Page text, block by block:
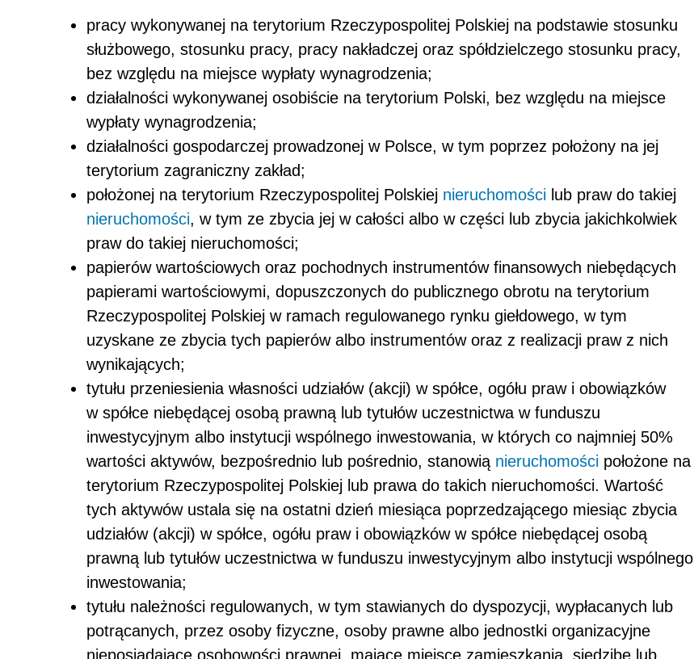
pracy wykonywanej na terytorium Rzeczypospolitej Polskiej na podstawie stosunku
służbowego, stosunku pracy, pracy nakładczej oraz spółdzielczego stosunku pracy,
bez względu na miejsce wypłaty wynagrodzenia;
działalności wykonywanej osobiście na terytorium Polski, bez względu na miejsce
wypłaty wynagrodzenia;
działalności gospodarczej prowadzonej w Polsce, w tym poprzez położony na jej
terytorium zagraniczny zakład;
położonej na terytorium Rzeczypospolitej Polskiej nieruchomości lub praw do takiej
nieruchomości, w tym ze zbycia jej w całości albo w części lub zbycia jakichkolwiek
praw do takiej nieruchomości;
papierów wartościowych oraz pochodnych instrumentów finansowych niebędących
papierami wartościowymi, dopuszczonych do publicznego obrotu na terytorium
Rzeczypospolitej Polskiej w ramach regulowanego rynku giełdowego, w tym
uzyskane ze zbycia tych papierów albo instrumentów oraz z realizacji praw z nich
wynikających;
tytułu przeniesienia własności udziałów (akcji) w spółce, ogółu praw i obowiązków
w spółce niebędącej osobą prawną lub tytułów uczestnictwa w funduszu
inwestycyjnym albo instytucji wspólnego inwestowania, w których co najmniej 50%
wartości aktywów, bezpośrednio lub pośrednio, stanowią nieruchomości położone na
terytorium Rzeczypospolitej Polskiej lub prawa do takich nieruchomości. Wartość
tych aktywów ustala się na ostatni dzień miesiąca poprzedzającego miesiąc zbycia
udziałów (akcji) w spółce, ogółu praw i obowiązków w spółce niebędącej osobą
prawną lub tytułów uczestnictwa w funduszu inwestycyjnym albo instytucji wspólnego
inwestowania;
tytułu należności regulowanych, w tym stawianych do dyspozycji, wypłacanych lub
potrącanych, przez osoby fizyczne, osoby prawne albo jednostki organizacyjne
nieposiadające osobowości prawnej, mające miejsce zamieszkania, siedzibę lub